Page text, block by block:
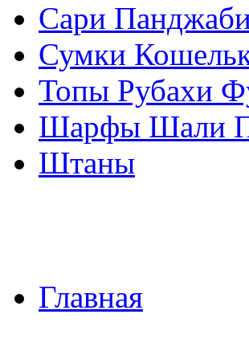
Сари
Сумки
Топы Рубахи
Шарфы Шали
Штаны
Главная